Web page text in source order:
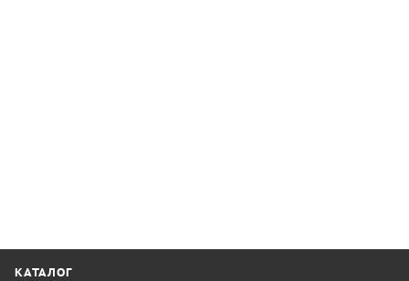
КАТАЛОГ